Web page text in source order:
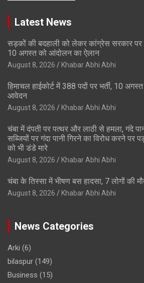
Latest News
सड़कों की बदहाली को लेकर कांग्रेस सरकार पर
10 अगस्त को आंदोलन का ऐलान
August 8, 2026 Khabar Abhi Abhi
हिमाचल हाईकोर्ट में 388 पदों पर भर्ती, 10
आवेदन
August 8, 2026 Khabar Abhi Abhi
चंबा में दंपती पर पत्थर और लाठी से हमला, गंदे
सब्जियों पर गंदा पानी गिरने का विरोध करने पर
को भी डंडे मारे
August 8, 2026 Khabar Abhi Abhi
चंबा के तिस्सा में भीषण बस हादसा, 7 लोगों की
August 8, 2026 Khabar Abhi Abhi
News Categories
Arki (6)
bilaspur (149)
Business (15)